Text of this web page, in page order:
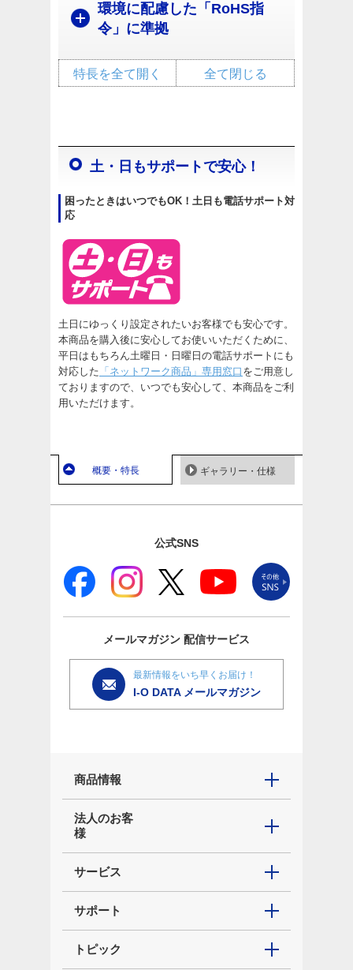
環境に配慮した「RoHS指
令」に準拠
全て閉じる
特長を全て開く
土・日もサポートで安心！
困ったときはいつでもOK！土日も電話サポート対
応
土日にゆっくり設定されたいお客様でも安心です。
本商品を購入後に安心してお使いいただくために、
平日はもちろん土曜日・日曜日の電話サポートにも
対応した 「ネットワーク商品」専用窓口 をご用意し
ておりますので、いつでも安心して、本商品をご利
用いただけます。
概要・特長 ギャラリー・仕様
公式SNS
メールマガジン 配信サービス
最新情報をいち早くお届け！
I-O DATA メールマガジン
商品情報
法人のお客
様
サービス
サポート
トピック